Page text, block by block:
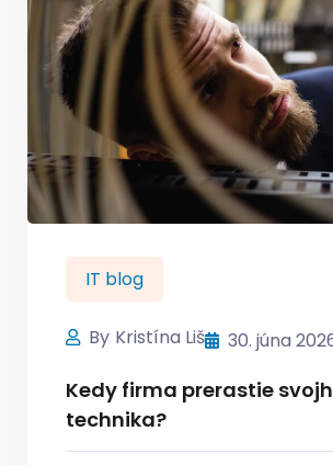
IT blog
By Kristína Liš 30. júna
Kedy firma prerastie
technika?